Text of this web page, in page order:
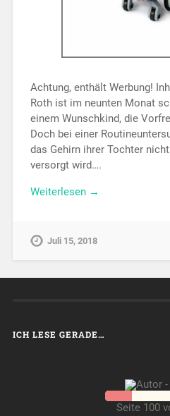
Achtung, enthält Werbung!
Roth ist im neunten Monat
einem Wunschkind, die
Doch bei einer
das Gehirn ihrer Tochter
versorgt wird….
Weiterlesen →
Juli 15, 2018
ICH LESE GERADE…
Seite 100